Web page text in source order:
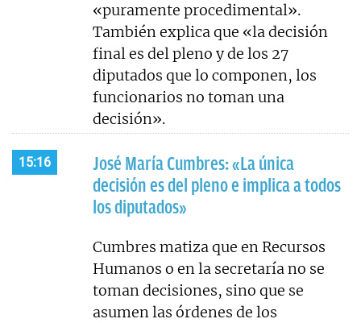
«puramente procedimental».
También explica que «la decisión
final es del pleno y de los 27
diputados que lo componen, los
funcionarios no toman una
decisión».
15:16
José María Cumbres: «La única
decisión es del pleno e implica a todos
los diputados»
Cumbres matiza que en Recursos
Humanos o en la secretaría no se
toman decisiones, sino que se
asumen las órdenes de los